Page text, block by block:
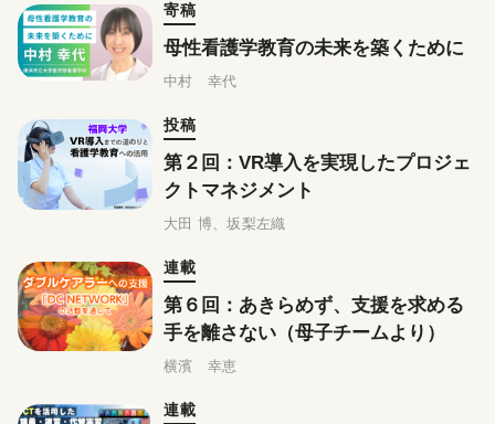
寄稿
母性看護学教育の未来を築くために
中村 幸代
投稿
第２回：VR導入を実現したプロジェ
クトマネジメント
大田 博、坂梨左織
連載
第６回：あきらめず、支援を求める
手を離さない（母子チームより）
横濱 幸恵
連載